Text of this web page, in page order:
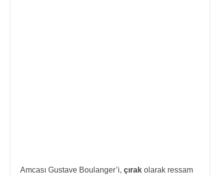
Amcası Gustave Boulanger’i, çırak olarak ressam